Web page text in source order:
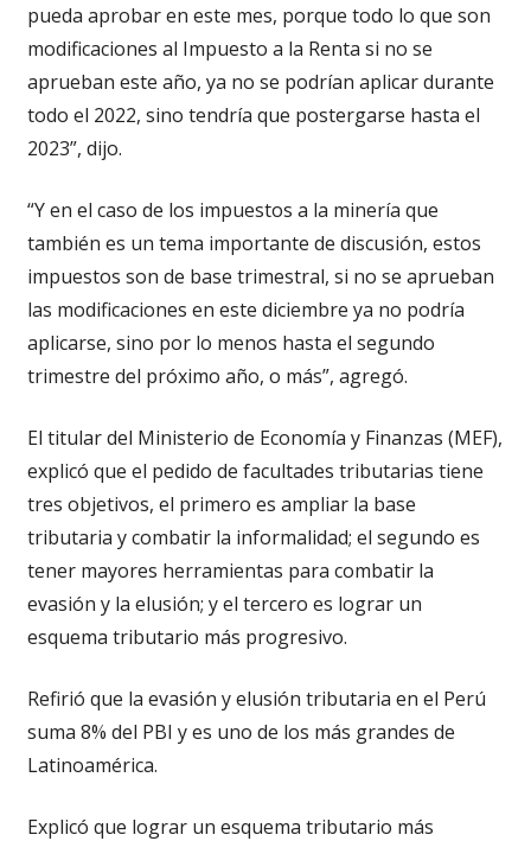
pueda aprobar en este mes, porque todo lo que son
modificaciones al Impuesto a la Renta si no se
aprueban este año, ya no se podrían aplicar durante
todo el 2022, sino tendría que postergarse hasta el
2023”, dijo.
“Y en el caso de los impuestos a la minería que
también es un tema importante de discusión, estos
impuestos son de base trimestral, si no se aprueban
las modificaciones en este diciembre ya no podría
aplicarse, sino por lo menos hasta el segundo
trimestre del próximo año, o más”, agregó.
El titular del Ministerio de Economía y Finanzas (MEF),
explicó que el pedido de facultades tributarias tiene
tres objetivos, el primero es ampliar la base
tributaria y combatir la informalidad; el segundo es
tener mayores herramientas para combatir la
evasión y la elusión; y el tercero es lograr un
esquema tributario más progresivo.
Refirió que la evasión y elusión tributaria en el Perú
suma 8% del PBI y es uno de los más grandes de
Latinoamérica.
Explicó que lograr un esquema tributario más